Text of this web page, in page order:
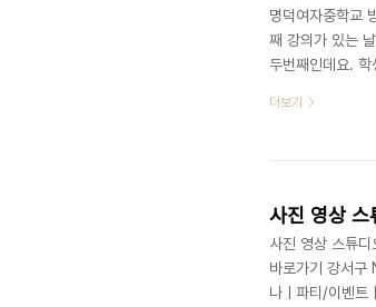
명덕여자중학교
째 강의가 있는
두번째인데요.
다 궁금한 점이
갔고 모두의 아
더보기
사진 영상 스
사진 영상 스튜
바로가기 강서구
나ㅣ파티/이벤